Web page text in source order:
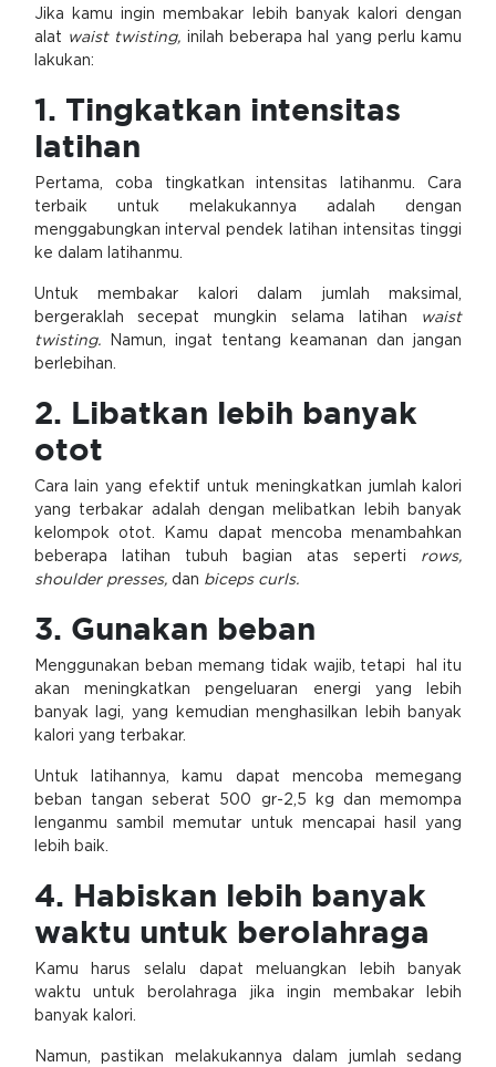
Jika kamu ingin membakar lebih banyak kalori dengan
alat waist twisting, inilah beberapa hal yang perlu kamu
lakukan:
1. Tingkatkan intensitas
latihan
Pertama, coba tingkatkan intensitas latihanmu. Cara
terbaik untuk melakukannya adalah dengan
menggabungkan interval pendek latihan intensitas tinggi
ke dalam latihanmu.
Untuk membakar kalori dalam jumlah maksimal,
bergeraklah secepat mungkin selama latihan
waist
twisting.
Namun, ingat tentang keamanan dan jangan
berlebihan.
2. Libatkan lebih banyak
otot
Cara lain yang efektif untuk meningkatkan jumlah kalori
yang terbakar adalah dengan melibatkan lebih banyak
kelompok otot. Kamu dapat mencoba menambahkan
beberapa latihan tubuh bagian atas seperti rows,
shoulder presses, dan biceps curls.
3. Gunakan beban
Menggunakan beban memang tidak wajib, tetapi hal itu
akan meningkatkan pengeluaran energi yang lebih
banyak lagi, yang kemudian menghasilkan lebih banyak
kalori yang terbakar.
Untuk latihannya, kamu dapat mencoba memegang
beban tangan seberat 500 gr-2,5 kg dan memompa
lenganmu sambil memutar untuk mencapai hasil yang
lebih baik.
4. Habiskan lebih banyak
waktu untuk berolahraga
Kamu harus selalu dapat meluangkan lebih banyak
waktu untuk berolahraga jika ingin membakar lebih
banyak kalori.
Namun, pastikan melakukannya dalam jumlah sedang